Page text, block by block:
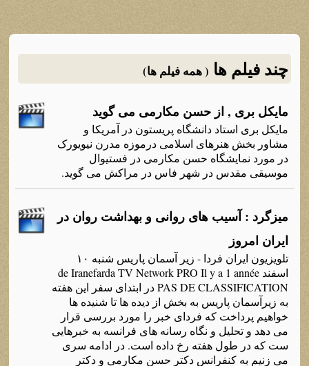
چند فیلم ها ( همه فیلم ها)
مایکل بری , از حسن مکارمی می گوید
مایکل بری استاد دانشگاه پریستون در آمریکا و
مشاور بخش هنرهای اسلامی درموزه مدرن نیویورک
در مورد نمایشگاه حسن مکارمی در فستیوال
موسیقی مقدس در شهر فاس در مراکش می گوید.
میزگرد : آسیب های روانی و بهداشت روان در
ایران امروز
تلویزیون ایران فردا - زیر آسمان پاریس شنبه ۱۰
اسفند de Iranefarda TV Network PRO Il y a 1 année
PAS DE CLASSIFICATION در ابتدای سفر این هفته
به زیرآسمان پاریس به بخش از دیده ها تا شنیده ها
خواهیم پرداخت که فردای خبر را مورد بررسی قرار
می دهد و تحلیل و نگاه رسانه های فرانسه به خبرهایی
ست که در طول هفته رخ داده است. در ادامه سری
می زنیم به کنفرانس دکتر حسن مکارمی و دکتر